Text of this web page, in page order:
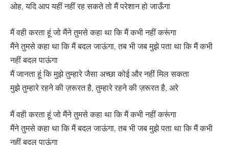
ओह, यदि आप यहीं नहीं रह सकते तो मैं परेशान हो जाऊँगा
मैं वही करता हूं जो मैंने तुमसे कहा था कि मैं कभी नहीं करूंगा
मैंने तुमसे कहा था कि मैं बदल जाऊंगा, तब भी जब मुझे पता था कि मैं कभी
नहीं बदल पाऊंगा
मैं जानता हूं कि मुझे तुम्हारे जैसा अच्छा कोई और नहीं मिल सकता
मुझे तुम्हारे रहने की ज़रूरत है, तुम्हारे रहने की ज़रूरत है, अरे
मैं वही करता हूं जो मैंने तुमसे कहा था कि मैं कभी नहीं करूंगा
मैंने तुमसे कहा था कि मैं बदल जाऊंगा, तब भी जब मुझे पता था कि मैं कभी
नहीं बदल पाऊंगा